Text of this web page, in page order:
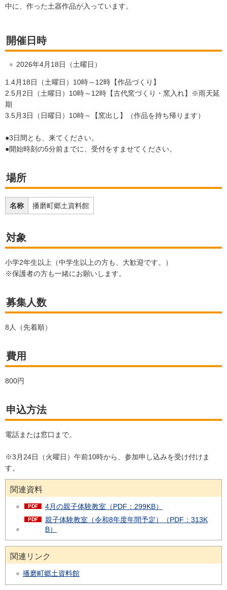
中に、作った土器作品が入っています。
開催日時
2026年4月18日（土曜日）
1.4月18日（土曜日）10時～12時【作品づくり】
2.5月2日（土曜日）10時～12時【古代窯づくり・窯入れ】※雨天延
期
3.5月3日（日曜日）10時～【窯出し】（作品を持ち帰ります）
●3日間とも、来てください。
●開始時刻の5分前までに、受付をすませてください。
場所
名称 播磨町郷土資料館
対象
小学2年生以上（中学生以上の方も、大歓迎です。）
※保護者の方も一緒にお願いします。
募集人数
8人（先着順）
費用
800円
申込方法
電話または窓口まで。
※3月24日（火曜日）午前10時から、参加申し込みを受け付けま
す。
関連資料
4月の親子体験教室（PDF：299KB）
親子体験教室（令和8年度年間予定）（PDF：313K
B）
関連リンク
播磨町郷土資料館